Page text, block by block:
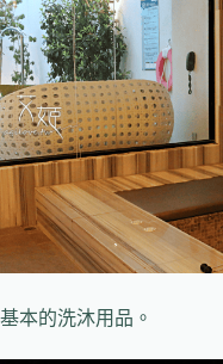
基本的洗沐用品。